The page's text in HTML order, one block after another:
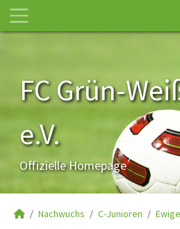
FC Grün-
e.V.
Offizielle Homepage
Nachwuchs C-Junioren